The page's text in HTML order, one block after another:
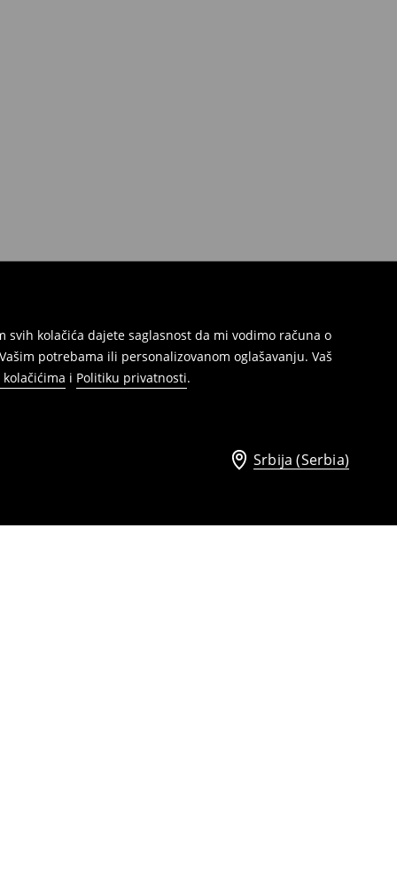
kolačića dajete saglasnost da mi vodimo računa o
potrebama ili personalizovanom oglašavanju. Vaš
i Politiku privatnosti.
Srbija (Serbia)